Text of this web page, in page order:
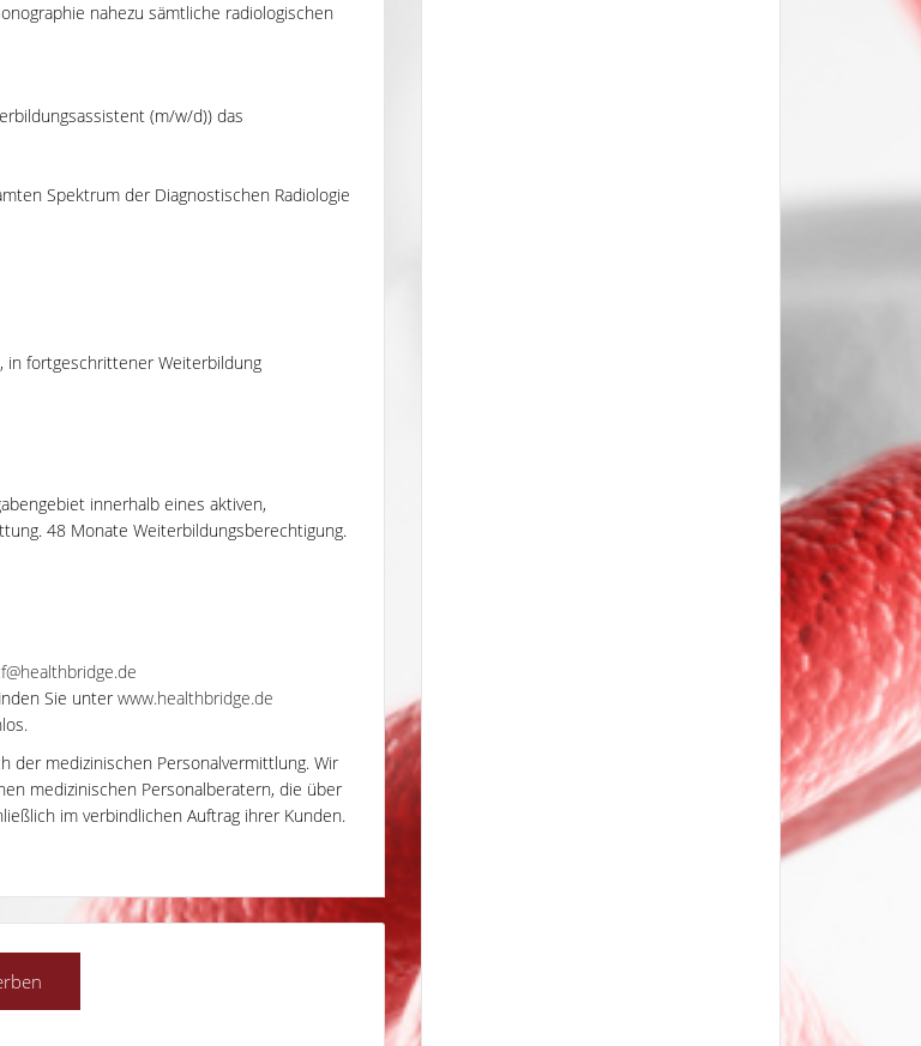
nahezu sämtliche radiologischen
(m/w/d)) das
Spektrum der Diagnostischen Radiologie
in fortgeschrittener Weiterbildung
innerhalb eines aktiven,
48 Monate Weiterbildungsberechtigung.
Sie unter www.healthbridge.de
der medizinischen Personalvermittlung. Wir
medizinischen Personalberatern, die über
im verbindlichen Auftrag ihrer Kunden.